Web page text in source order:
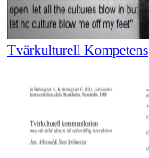
Tvärkulturell Kompetens